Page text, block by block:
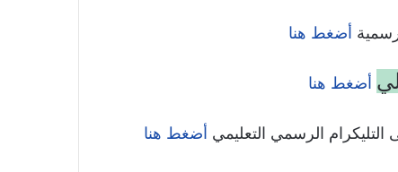
أضغط هنا
أضغط هنا
التليكرام الرسمي التعليمي أضغط هنا